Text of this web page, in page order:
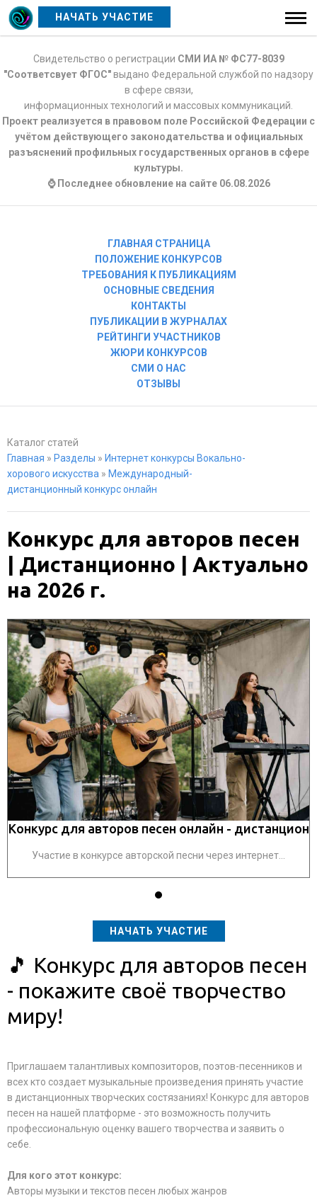
НАЧАТЬ УЧАСТИЕ
Свидетельство о регистрации СМИ ИА № ФС77-8039
"Соответсвует ФГОС"выдано Федеральной службой по надзору
в сфере связи,
информационных технологий и массовых коммуникаций.
Проект реализуется в правовом поле Российской Федерации с
учётом действующего законодательства и официальных
разъяснений профильных государственных органов в сфере
культуры.
⌚ Последнее обновление на сайте 06.08.2026
ГЛАВНАЯ СТРАНИЦА
ПОЛОЖЕНИЕ КОНКУРСОВ
ТРЕБОВАНИЯ К ПУБЛИКАЦИЯМ
ОСНОВНЫЕ СВЕДЕНИЯ
КОНТАКТЫ
ПУБЛИКАЦИИ В ЖУРНАЛАХ
РЕЙТИНГИ УЧАСТНИКОВ
ЖЮРИ КОНКУРСОВ
СМИ О НАС
ОТЗЫВЫ
Каталог статей
Главная » Разделы » Интернет конкурсы Вокально-
хорового искусства » Международный-
дистанционный конкурс онлайн
Конкурс для авторов песен
| Дистанционно | Актуально
на 2026 г.
Конкурс для авторов песен онлайн - дистанцион
Участие в конкурсе авторской песни через интернет...
НАЧАТЬ УЧАСТИЕ
🎵 Конкурс для авторов песен
- покажите своё творчество
миру!
Приглашаем талантливых композиторов, поэтов-песенников и
всех кто создает музыкальные произведения принять участие
в дистанционных творческих состязаниях! Конкурс для авторов
песен на нашей платформе - это возможность получить
профессиональную оценку вашего творчества и заявить о
себе.
Для кого этот конкурс:
Авторы музыки и текстов песен любых жанров